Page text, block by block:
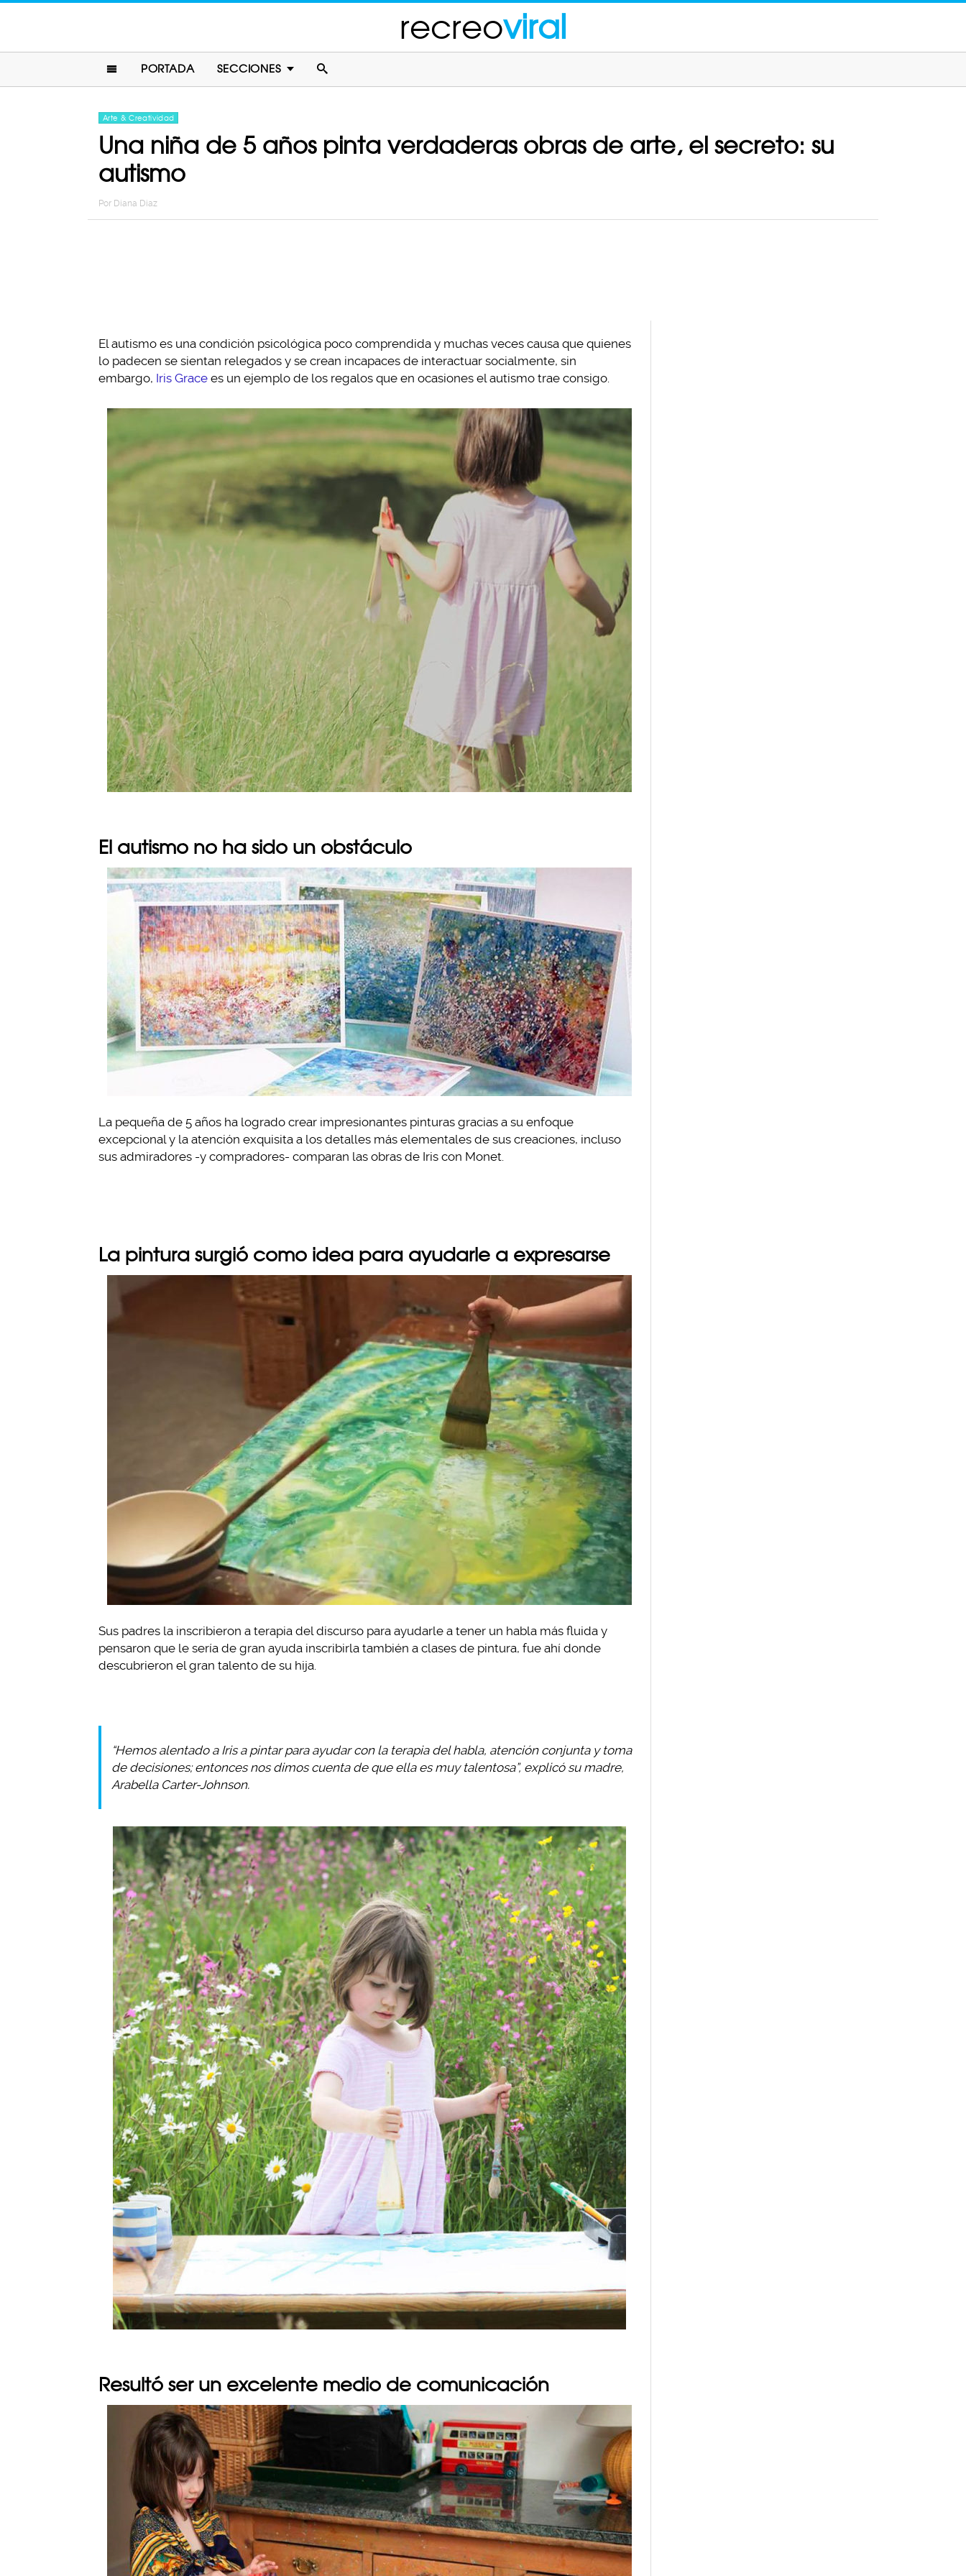
recreoviral
PORTADA SECCIONES
Arte & Creatividad
Una niña de 5 años pinta verdaderas obras de arte, el secreto: su
autismo
Por Diana Diaz
El autismo es una condición psicológica poco comprendida y muchas veces causa que quienes
lo padecen se sientan relegados y se crean incapaces de interactuar socialmente, sin
embargo, Iris Grace es un ejemplo de los regalos que en ocasiones el autismo trae consigo.
El autismo no ha sido un obstáculo
La pequeña de 5 años ha logrado crear impresionantes pinturas gracias a su enfoque
excepcional y la atención exquisita a los detalles más elementales de sus creaciones, incluso
sus admiradores -y compradores- comparan las obras de Iris con Monet.
La pintura surgió como idea para ayudarle a expresarse
Sus padres la inscribieron a terapia del discurso para ayudarle a tener un habla más fluida y
pensaron que le sería de gran ayuda inscribirla también a clases de pintura, fue ahí donde
descubrieron el gran talento de su hija.
“Hemos alentado a Iris a pintar para ayudar con la terapia del habla, atención conjunta y toma
de decisiones; entonces nos dimos cuenta de que ella es muy talentosa”, explicó su madre,
Arabella Carter-Johnson.
Resultó ser un excelente medio de comunicación